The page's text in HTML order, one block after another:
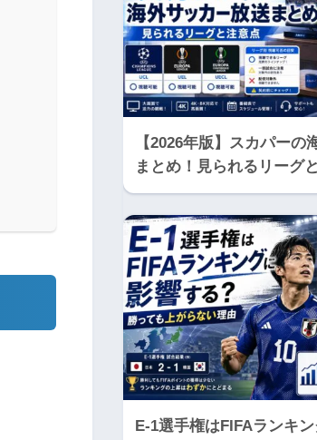
【2026年版】スカパーの
まとめ！見られるリーグ
E-1選手権はFIFAランキ